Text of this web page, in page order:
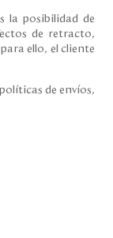
la posibilidad de
de retracto,
ello, el cliente
de envíos,